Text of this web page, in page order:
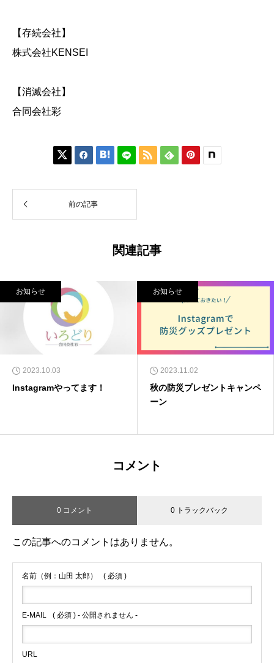
【存続会社】
株式会社KENSEI
【消滅会社】
合同会社彩
     
前の記事
関連記事
お知らせ
2023.10.03
Instagramやってます！
お知らせ
2023.11.02
秋の防災プレゼントキャンペ
ーン
コメント
0 コメント 0 トラックバック
この記事へのコメントはありません。
名前（例：山田 太郎） ( 必須 )
E-MAIL ( 必須 ) - 公開されません -
URL